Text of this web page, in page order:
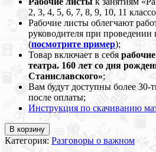
2, 3, 4, 5, 6, 7, 8, 9, 10, 11
Рабочие листы облегчают
руководителя при проведении
(посмотрите пример);
Товар включает в себя
театра. 160 лет со дня
Станиславского»;
Вам будут доступны более 30-
после оплаты;
Инструкция по скачиванию
В корзину
Категория: Разговоры о важном